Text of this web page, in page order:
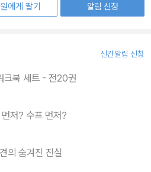
에게 팔기
알림 신청
신간알림 신청
크북 세트 - 전20권
저? 수프 먼저?
의 숨겨진 진실